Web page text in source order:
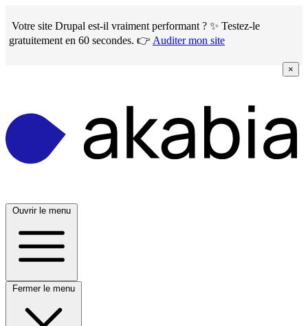
to
main
content
Votre site Drupal est-il vraiment performant ? ✨ Testez-le
gratuitement en 60 secondes. 👉 Auditer mon site
×
Ouvrir le menu
Fermer le menu